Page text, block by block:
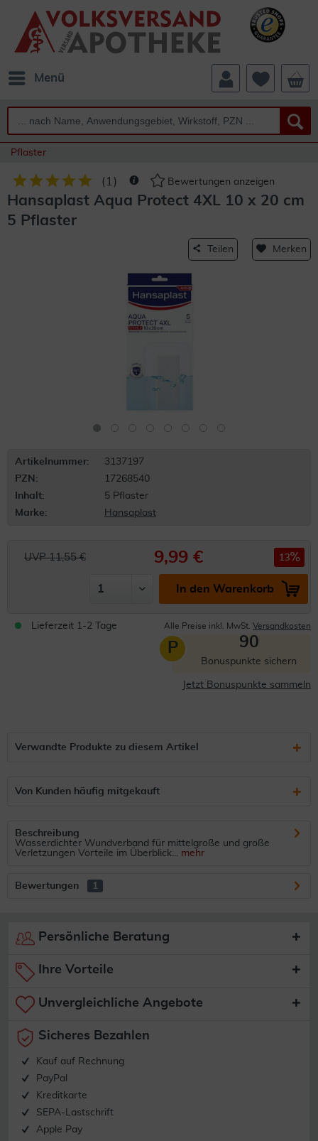
Menü
Pflaster
( 1 ) Bewertungen anzeigen
Hansaplast Aqua Protect 4XL 10 x 20 cm
5 Pflaster
Teilen Merken
Artikelnummer:
3137197
PZN:
17268540
Inhalt:
5 Pflaster
Marke:
Hansaplast
UVP 11,55 € 9,99 € 13
In den Warenkorb
Lieferzeit 1-2 Tage Alle Preise inkl. MwSt. Versandkosten
P 90
Bonuspunkte sichern
Jetzt Bonuspunkte sammeln
Verwandte Produkte zu diesem Artikel
Von Kunden häufig mitgekauft
Beschreibung
Wasserdichter Wundverband für mittelgroße und große
Verletzungen Vorteile im Überblick... mehr
Bewertungen 1
Persönliche Beratung
Ihre Vorteile
Unvergleichliche Angebote
Sicheres Bezahlen
Kauf auf Rechnung
PayPal
Kreditkarte
SEPA-Lastschrift
Apple Pay